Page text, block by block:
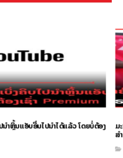
ນຳຫຼິ້ນແອັບອື່ນໄປນຳໄດ້ແລ້ວ ໂດຍບໍ່ຕ້ອງ
ມ
ສ